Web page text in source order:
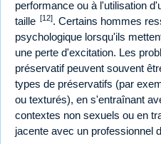
performance ou à l'utilisation
taille [12]. Certains hommes
psychologique lorsqu'ils
une perte d'excitation. Les
préservatif peuvent souvent
types de préservatifs (par
ou texturés), en s'entraînant
contextes non sexuels ou en
jacente avec un professionnel